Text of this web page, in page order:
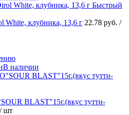
Быстрый
White, клубника, 13,6 г 22.78 руб. /
В наличии
BLAST"15г.(вкус тутти-
/ шт